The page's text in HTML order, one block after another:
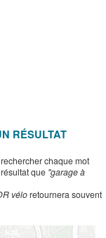
RÉSULTAT
chaque mot
que "garage à
véloretournera souvent